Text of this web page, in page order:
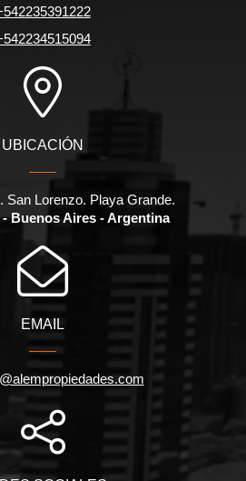
UBICACIÓN
San Lorenzo. Playa Grande.
Buenos Aires - Argentina
EMAIL